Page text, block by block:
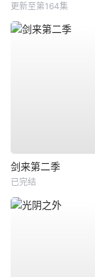
更新至第164集
剑来第二季
已完结